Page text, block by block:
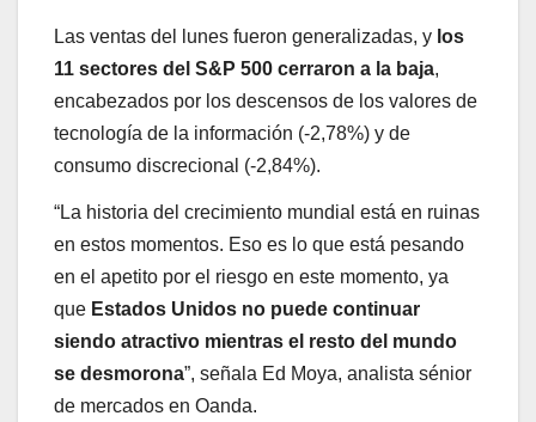
Las ventas del lunes fueron generalizadas, y los
11 sectores del S&P 500 cerraron a la baja,
encabezados por los descensos de los valores de
tecnología de la información (-2,78%) y de
consumo discrecional (-2,84%).
“La historia del crecimiento mundial está en ruinas
en estos momentos. Eso es lo que está pesando
en el apetito por el riesgo en este momento, ya
que Estados Unidos no puede continuar
siendo atractivo mientras el resto del mundo
se desmorona”, señala Ed Moya, analista sénior
de mercados en Oanda.